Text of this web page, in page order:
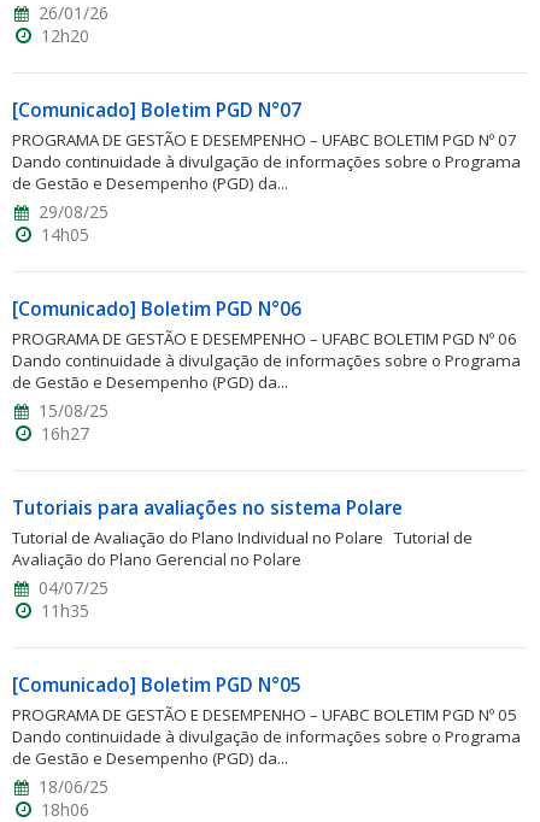
26/01/26
12h20
[Comunicado] Boletim PGD N°07
PROGRAMA DE GESTÃO E DESEMPENHO – UFABC BOLETIM PGD Nº 07
Dando continuidade à divulgação de informações sobre o Programa
de Gestão e Desempenho (PGD) da...
29/08/25
14h05
[Comunicado] Boletim PGD N°06
PROGRAMA DE GESTÃO E DESEMPENHO – UFABC BOLETIM PGD Nº 06
Dando continuidade à divulgação de informações sobre o Programa
de Gestão e Desempenho (PGD) da...
15/08/25
16h27
Tutoriais para avaliações no sistema Polare
Tutorial de Avaliação do Plano Individual no Polare Tutorial de
Avaliação do Plano Gerencial no Polare
04/07/25
11h35
[Comunicado] Boletim PGD N°05
PROGRAMA DE GESTÃO E DESEMPENHO – UFABC BOLETIM PGD Nº 05
Dando continuidade à divulgação de informações sobre o Programa
de Gestão e Desempenho (PGD) da...
18/06/25
18h06